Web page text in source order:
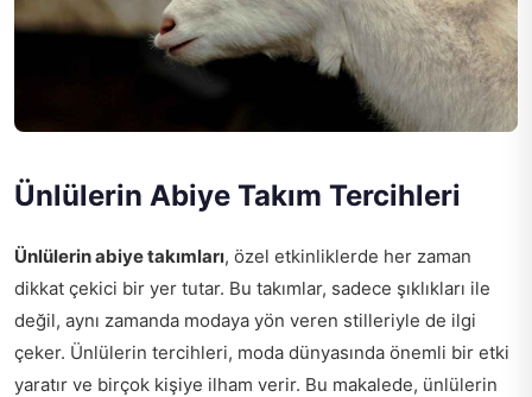
Ünlülerin Abiye Takım Tercihleri
Ünlülerin abiye takımları, özel etkinliklerde her zaman
dikkat çekici bir yer tutar. Bu takımlar, sadece şıklıkları ile
değil, aynı zamanda modaya yön veren stilleriyle de ilgi
çeker. Ünlülerin tercihleri, moda dünyasında önemli bir etki
yaratır ve birçok kişiye ilham verir. Bu makalede, ünlülerin